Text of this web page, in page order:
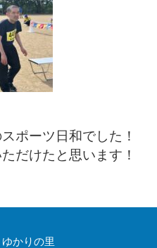
ポーツ日和でした！
だけたと思います！
ゆかりの里